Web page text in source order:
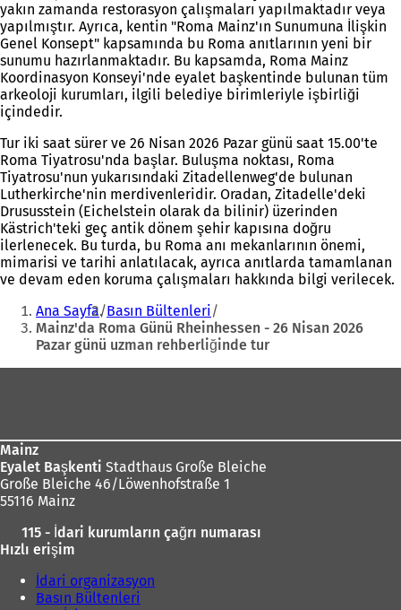
yakın zamanda restorasyon çalışmaları yapılmaktadır veya
yapılmıştır. Ayrıca, kentin "Roma Mainz'ın Sunumuna İlişkin
Genel Konsept" kapsamında bu Roma anıtlarının yeni bir
sunumu hazırlanmaktadır. Bu kapsamda, Roma Mainz
Koordinasyon Konseyi'nde eyalet başkentinde bulunan tüm
arkeoloji kurumları, ilgili belediye birimleriyle işbirliği
içindedir.
Tur iki saat sürer ve 26 Nisan 2026 Pazar günü saat 15.00'te
Roma Tiyatrosu'nda başlar. Buluşma noktası, Roma
Tiyatrosu'nun yukarısındaki Zitadellenweg'de bulunan
Lutherkirche'nin merdivenleridir. Oradan, Zitadelle'deki
Drususstein (Eichelstein olarak da bilinir) üzerinden
Kästrich'teki geç antik dönem şehir kapısına doğru
ilerlenecek. Bu turda, bu Roma anı mekanlarının önemi,
mimarisi ve tarihi anlatılacak, ayrıca anıtlarda tamamlanan
ve devam eden koruma çalışmaları hakkında bilgi verilecek.
Buradasınız:
Ana Sayfa Basın Bültenleri
Mainz'da Roma Günü Rheinhessen - 26 Nisan 2026
Pazar günü uzman rehberliğinde tur
Mainz
Eyalet Başkenti Stadthaus Große Bleiche
Große Bleiche 46/Löwenhofstraße 1
55116 Mainz
115 - İdari kurumların çağrı numarası
Hızlı erişim
İdari organizasyon
Basın Bültenleri